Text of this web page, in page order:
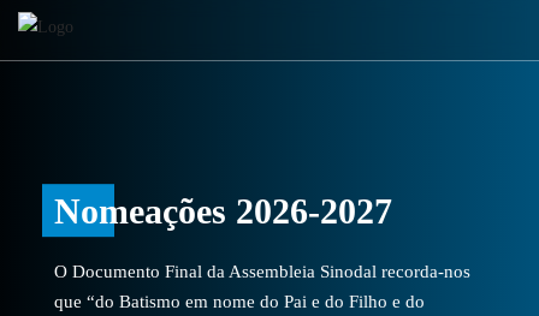
Nomeações 2026-2027
O Documento Final da Assembleia Sinodal recorda-nos
que “do Batismo em nome do Pai e do Filho e do